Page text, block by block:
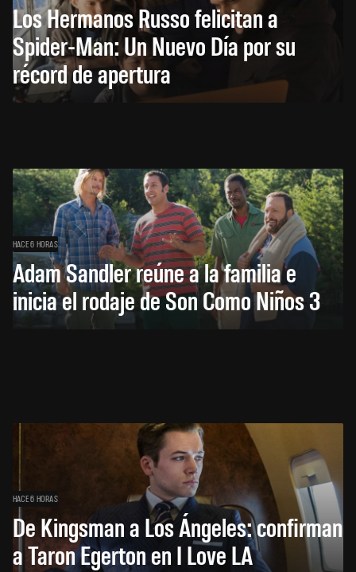
Los Hermanos Russo felicitan a
Spider-Man: Un Nuevo Día por su
récord de apertura
HACE 6 HORAS
Adam Sandler reúne a la familia e
inicia el rodaje de Son Como Niños 3
HACE 6 HORAS
De Kingsman a Los Ángeles: confirman
a Taron Egerton en I Love LA